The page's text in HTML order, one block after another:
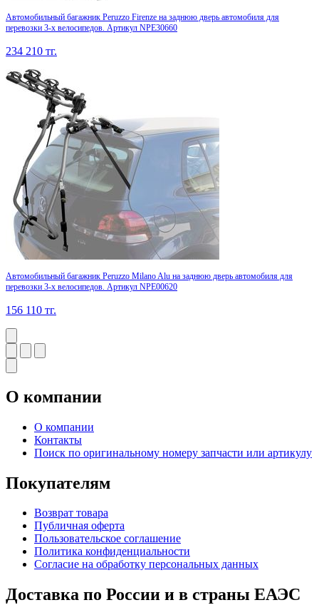
Автомобильный багажник Peruzzo Firenze на заднюю дверь автомобиля для
перевозки 3-х велосипедов. Артикул NPE30660
234 210 тг.
Автомобильный багажник Peruzzo Milano Alu на заднюю дверь автомобиля для
перевозки 3-х велосипедов. Артикул NPE00620
156 110 тг.
О компании
О компании
Контакты
Поиск по оригинальному номеру запчасти или артикулу
Покупателям
Возврат товара
Публичная оферта
Пользовательское соглашение
Политика конфиденциальности
Согласие на обработку персональных данных
Доставка по России и в страны ЕАЭС